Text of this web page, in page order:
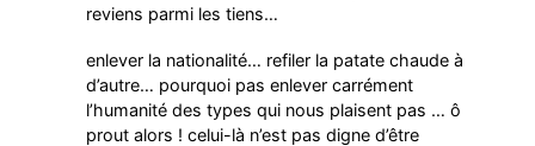
reviens parmi les tiens…
enlever la nationalité… refiler la patate chaude à
d’autre… pourquoi pas enlever carrément
l’humanité des types qui nous plaisent pas … ô
prout alors ! celui-là n’est pas digne d’être